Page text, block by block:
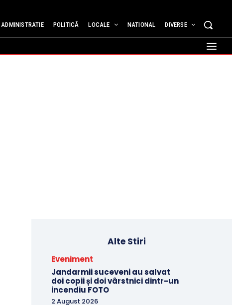
ADMINISTRATIE POLITICĂ LOCALE NATIONAL DIVERSE
Alte Stiri
Eveniment
Jandarmii suceveni au salvat
doi copii și doi vârstnici dintr-un
incendiu FOTO
2 August 2026